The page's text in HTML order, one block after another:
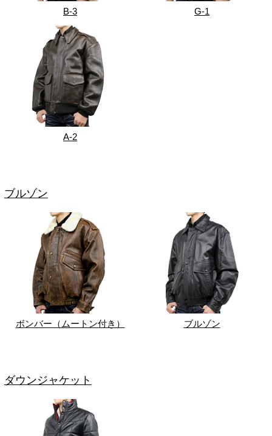
B-3 G-1
A-2
ブルゾン
ボンバー（ムートン付き） ブルゾン
ダウンジャケット